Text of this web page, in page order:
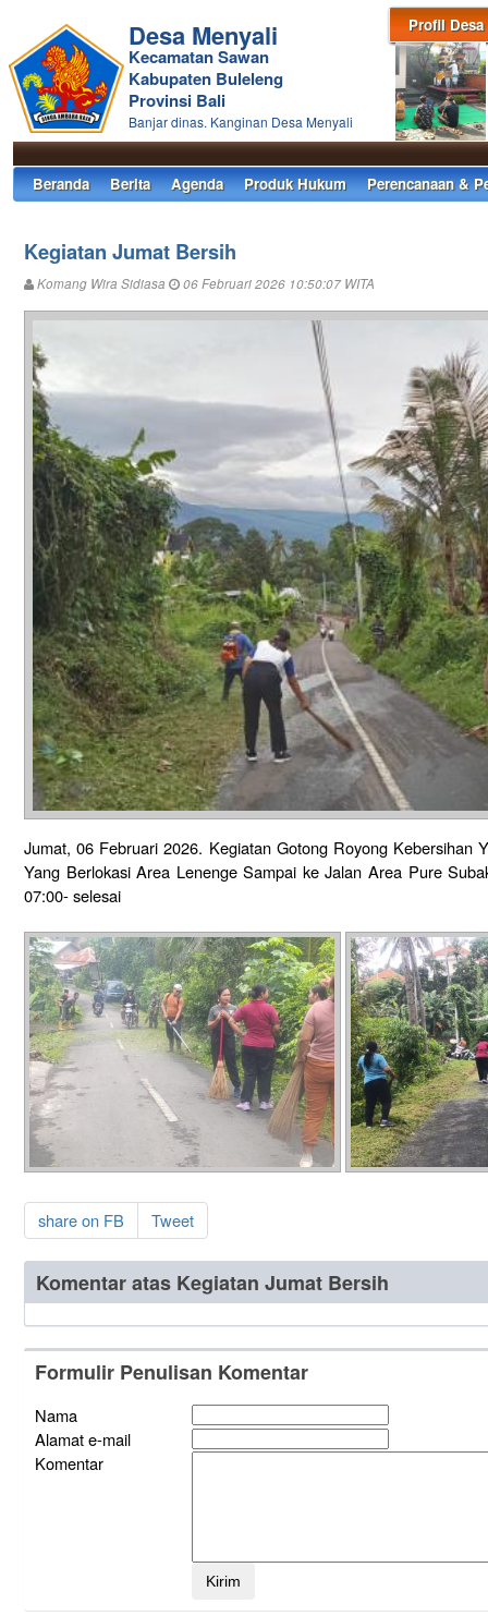
Profil Desa
Desa Menyali
Kecamatan Sawan
Kabupaten Buleleng
Provinsi Bali
Banjar dinas. Kanginan Desa Menyali
Beranda Berita Agenda Produk Hukum Perencanaan &
Kegiatan Jumat Bersih
Komang Wira Sidiasa 06 Februari 2026 10:50:07 WITA
Jumat, 06 Februari 2026. Kegiatan Gotong Royong Kebersihan
Yang Berlokasi Area Lenenge Sampai ke Jalan Area Pure
07:00- selesai
share on FB Tweet
Komentar atas Kegiatan Jumat Bersih
Formulir Penulisan Komentar
Nama
Alamat e-mail
Komentar